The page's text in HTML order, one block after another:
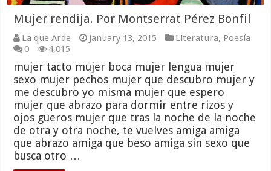
Mujer rendija. Por Montserrat Pérez Bonfil
La que Arde January 13, 2015 Literatura, Poesía
0
4,015
mujer tacto mujer boca mujer lengua mujer
sexo mujer pechos mujer que descubro mujer y
me descubro yo misma mujer que espero
mujer que abrazo para dormir entre rizos y
ojos güeros mujer que tras la noche de la noche
de otra y otra noche, te vuelves amiga amiga
que abrazo amiga que beso amiga sin sexo que
busca otro …